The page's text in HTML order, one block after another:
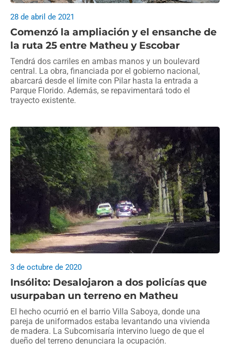
Comenzó la ampliación y el ensanche de
la ruta 25 entre Matheu y Escobar
28 de abril de 2021
Tendrá dos carriles en ambas manos y un boulevard
central. La obra, financiada por el gobierno nacional,
abarcará desde el límite con Pilar hasta la entrada a
Parque Florido. Además, se repavimentará todo el
trayecto existente.
Insólito: Desalojaron a dos policías que
usurpaban un terreno en Matheu
3 de octubre de 2020
El hecho ocurrió en el barrio Villa Saboya, donde una
pareja de uniformados estaba levantando una vivienda
de madera. La Subcomisaría intervino luego de que el
dueño del terreno denunciara la ocupación.